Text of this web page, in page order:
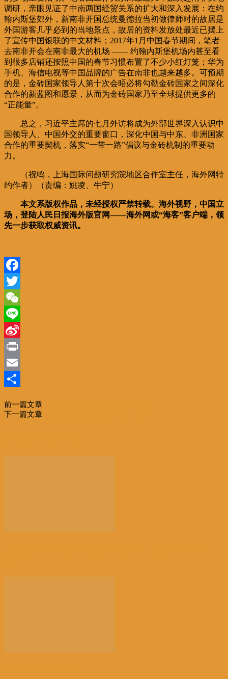
调研，亲眼见证了中南两国经贸关系的扩大和深入发展：在约
翰内斯堡郊外，新南非开国总统曼德拉当初做律师时的故居是
外国游客几乎必到的当地景点，故居的资料发放处最近已摆上
了宣传中国银联的中文材料；2017年1月中国春节期间，笔者
去南非开会在南非最大的机场 —— 约翰内斯堡机场内甚至看
到很多店铺还按照中国的春节习惯布置了不少小红灯笼；华为
手机、海信电视等中国品牌的广告在南非也越来越多。可预期
的是，金砖国家领导人第十次会晤必将勾勒金砖国家之间深化
合作的新蓝图和愿景，从而为金砖国家乃至全球提供更多的
“正能量”。
总之，习近平主席的七月外访将成为外部世界深入认识中
国领导人、中国外交的重要窗口，深化中国与中东、非洲国家
合作的重要契机，落实“一带一路”倡议与金砖机制的重要动
力。
（祝鸣，上海国际问题研究院地区合作室主任，海外网特
约作者）（责编：姚凌、牛宁）
本文系版权作品，未经授权严禁转载。海外视野，中国立
场，登陆人民日报海外版官网——海外网或“海客”客户端，领
先一步获取权威资讯。
Facebook
Twitter
WeChat
Line
Sina
Weibo
Print
Email
享
前一篇文章
下一篇文章